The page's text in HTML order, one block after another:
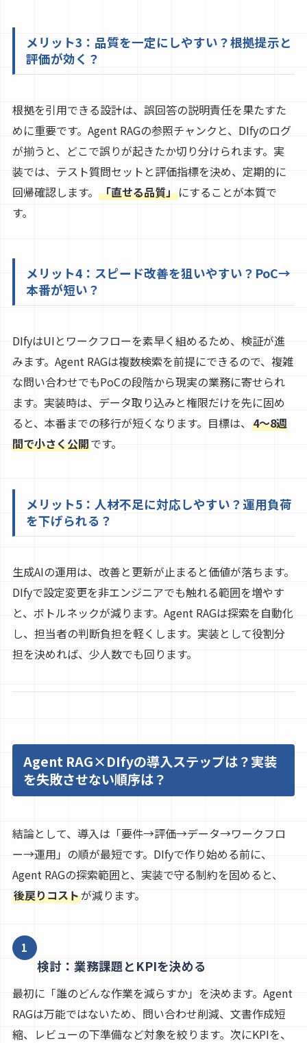
メリット3：品質を一定にしやすい？根拠提示と
評価が効く？
根拠を引用できる設計は、誤回答の説明責任を果たすた
めに重要です。Agent RAGの参照チャンクと、DIfyのログ
が揃うと、どこで誤りが起きたか切り分けられます。実
装では、テスト質問セットと評価指標を決め、定期的に
回帰確認します。 「直せる品質」にすることが本質で
す。
メリット4：スピード改善を狙いやすい？PoC→
本番が短い？
DIfyはUIとワークフローを素早く組めるため、検証が進
みます。Agent RAGは複数検索を前提にできるので、複雑
な問い合わせでもPoCの段階から現実の業務に寄せられ
ます。実装時は、データ取り込みと権限だけを先に固め
ると、本番までの移行が短くなります。目標は、 4〜8週
間で小さく公開です。
メリット5：人材不足に対応しやすい？運用負荷
を下げられる？
生成AIの運用は、改善と更新が止まると価値が落ちます。
DIfyで設定変更を非エンジニアでも触れる範囲を増やす
と、ボトルネックが減ります。Agent RAGは探索を自動化
し、担当者の判断負担を軽くします。実装として役割分
担を決めれば、少人数でも回ります。
Agent RAG×DIfyの導入ステップは？実装
を失敗させない順序は？
結論として、導入は「要件→評価→データ→ワークフロ
ー→運用」の順が最短です。DIfyで作り始める前に、
Agent RAGの探索範囲と、実装で守る制約を固めると、
後戻りコストが減ります。
1
検討：業務課題とKPIを決める
最初に「誰のどんな作業を減らすか」を決めます。Agent
RAGは万能ではないため、問い合わせ削減、文書作成短
縮、レビューの下準備など対象を絞ります。次にKPIを、